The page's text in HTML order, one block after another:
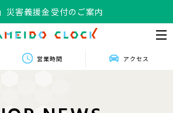
災害義援金受付のご案内
営業時間 アクセス